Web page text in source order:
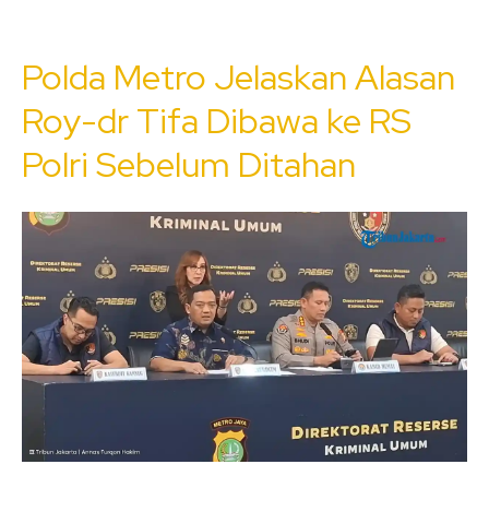
Polda Metro Jelaskan Alasan
Roy-dr Tifa Dibawa ke RS
Polri Sebelum Ditahan